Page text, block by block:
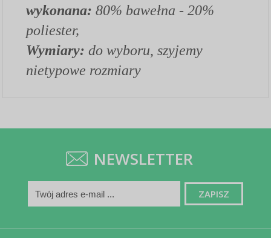
wykonana: 80% bawełna - 20%
poliester,
Wymiary: do wyboru,szyjemy
nietypowe rozmiary
NEWSLETTER